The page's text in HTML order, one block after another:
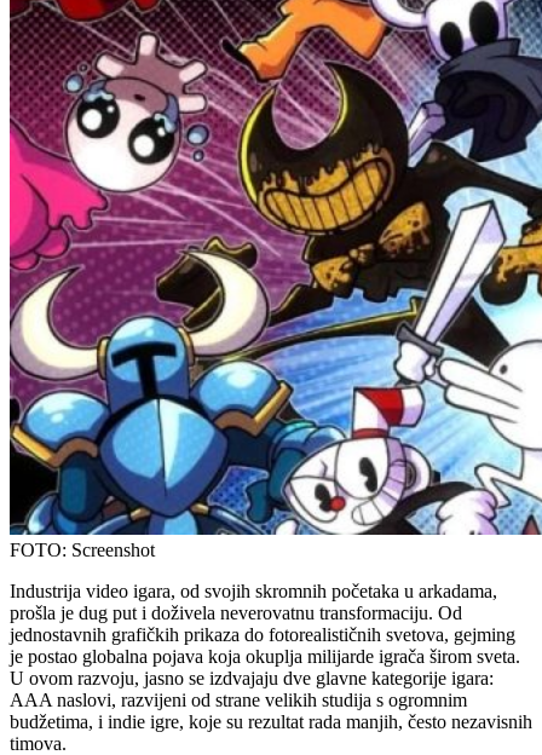
FOTO: Screenshot
Industrija video igara, od svojih skromnih početaka u arkadama,
prošla je dug put i doživela neverovatnu transformaciju. Od
jednostavnih grafičkih prikaza do fotorealističnih svetova, gejming
je postao globalna pojava koja okuplja milijarde igrača širom sveta.
U ovom razvoju, jasno se izdvajaju dve glavne kategorije igara:
AAA naslovi, razvijeni od strane velikih studija s ogromnim
budžetima, i indie igre, koje su rezultat rada manjih, često nezavisnih
timova.